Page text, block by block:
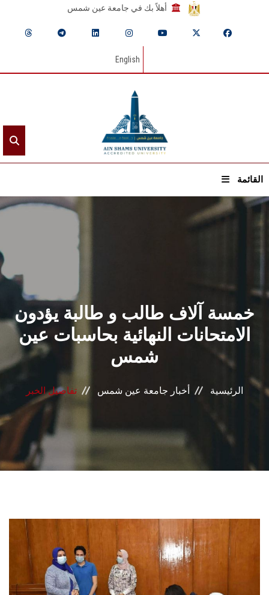
أهلاً بك في جامعة عين شمس
English
القائمة
الرئيسيـة
القطاعـات
الشئون الأكاديمية
البحث العلمي
المراكز والوحدات
الأنظمة الذكية
الطلاب
هيئة التدريس
خمسة آلاف طالب و طالبة يؤدون
الامتحانات النهائية بحاسبات عين
شمس
الرئيسية أخبار جامعة عين شمس تفاصيل الخبر